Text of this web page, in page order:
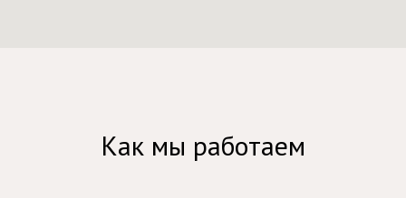
Как мы работаем